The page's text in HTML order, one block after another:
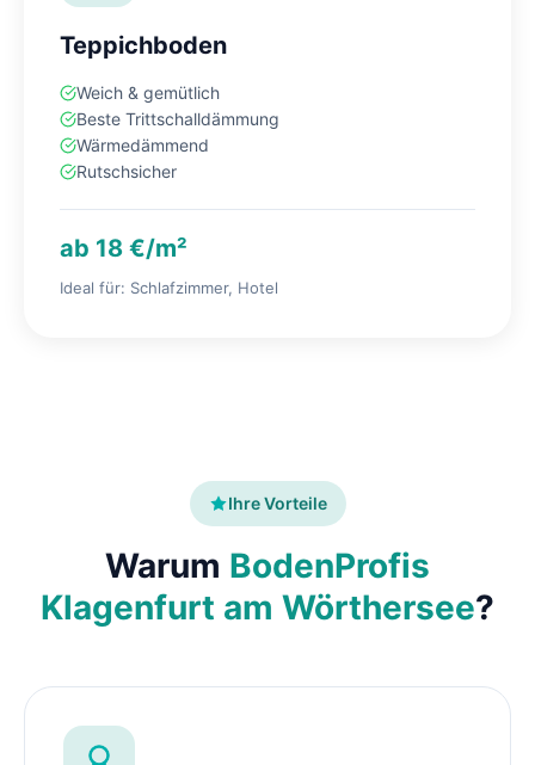
Teppichboden
Weich & gemütlich
Beste Trittschalldämmung
Wärmedämmend
Rutschsicher
ab 18 €/m²
Ideal für: Schlafzimmer, Hotel
Ihre Vorteile
Warum BodenProfis
Klagenfurt am Wörthersee?